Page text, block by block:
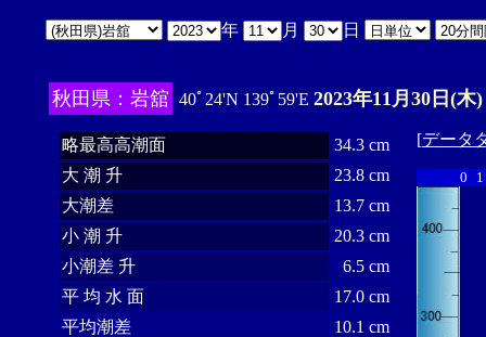
年 月 日
秋田県：岩舘 40ﾟ24'N 139ﾟ59'E 2023年11月30日(木)
略最高高潮面
34.3 cm
大 潮 升
23.8 cm
大潮差
13.7 cm
小 潮 升
20.3 cm
小潮差 升
6.5 cm
平 均 水 面
17.0 cm
平均潮差
10.1 cm
[データ
0 1